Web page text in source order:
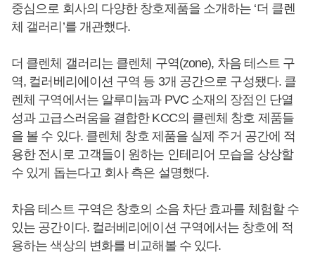
중심으로 회사의 다양한 창호제품을 소개하는 ‘더 클렌
체 갤러리’를 개관했다.
더 클렌체 갤러리는 클렌체 구역(zone), 차음 테스트 구
역, 컬러베리에이션 구역 등 3개 공간으로 구성됐다. 클
렌체 구역에서는 알루미늄과 PVC 소재의 장점인 단열
성과 고급스러움을 결합한 KCC의 클렌체 창호 제품들
을 볼 수 있다. 클렌체 창호 제품을 실제 주거 공간에 적
용한 전시로 고객들이 원하는 인테리어 모습을 상상할
수 있게 돕는다고 회사 측은 설명했다.
차음 테스트 구역은 창호의 소음 차단 효과를 체험할 수
있는 공간이다. 컬러베리에이션 구역에서는 창호에 적
용하는 색상의 변화를 비교해볼 수 있다.